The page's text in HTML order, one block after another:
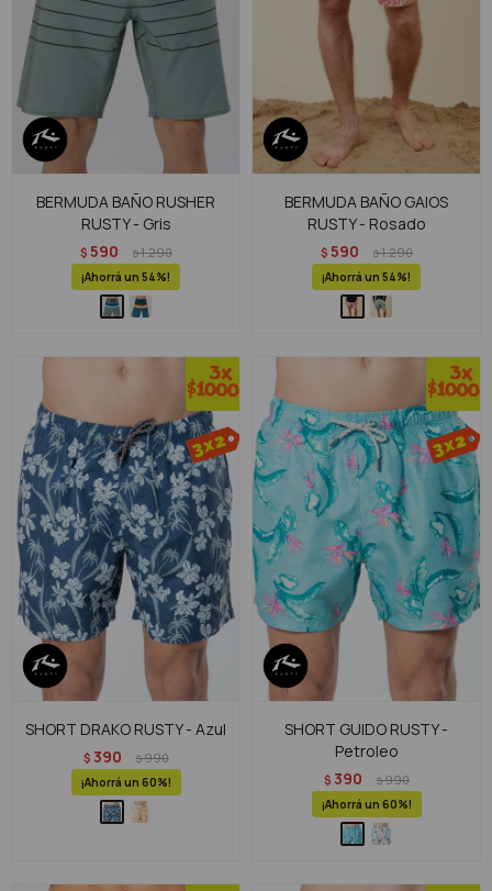
BERMUDA BAÑO RUSHER
RUSTY - Gris
$ 590 $1.290
54
BERMUDA BAÑO GAIOS
RUSTY - Rosado
$ 590 $1.290
54
SHORT DRAKO RUSTY - Azul
$ 390 $990
60
SHORT GUIDO RUSTY -
Petroleo
$ 390 $990
60